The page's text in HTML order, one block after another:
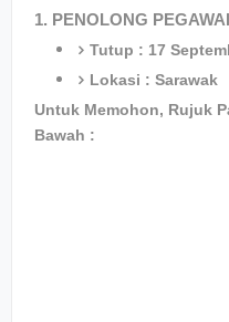
1. PENOLONG
Tutup : 17
Lokasi : Sarawak
Untuk Memohon, Rujuk
Bawah :